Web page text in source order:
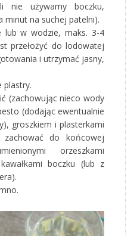
nie używamy boczku,
minut na suchej patelni).
lub w wodzie, maks. 3-4
przełożyć do lodowatej
i utrzymać jasny,
plastry.
(zachowując nieco wody
(dodając ewentualnie
groszkiem i plasterkami
zachować do końcowej
orzeszkami
boczku (lub z